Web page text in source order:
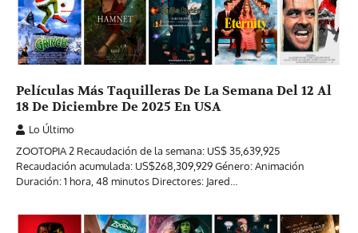
Películas Más Taquilleras De La Semana Del 12 Al
18 De Diciembre De 2025 En USA
Lo Último
ZOOTOPIA 2 Recaudación de la semana: US$ 35,639,925
Recaudación acumulada: US$268,309,929 Género: Animación
Duración: 1 hora, 48 minutos Directores: Jared…